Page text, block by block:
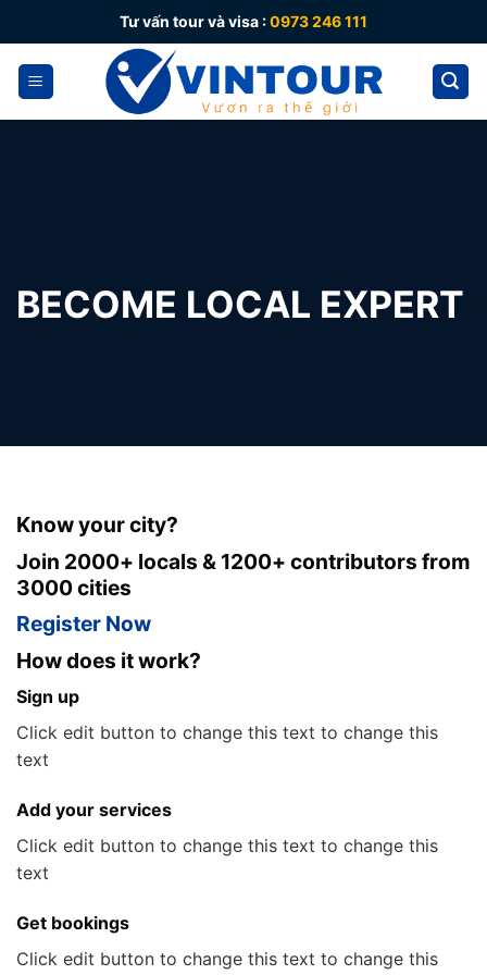
to
content
Tư vấn tour và visa :0973 246 111
BECOME LOCAL EXPERT
Know your city?
Join 2000+ locals & 1200+ contributors from
3000 cities
Register Now
How does it work?
Sign up
Click edit button to change this text to change this
text
Add your services
Click edit button to change this text to change this
text
Get bookings
Click edit button to change this text to change this